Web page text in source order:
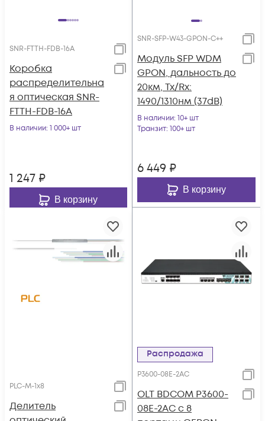
SNR-FTTH-FDB-16A
Коробка
распределительна
я оптическая SNR-
FTTH-FDB-16A
В наличии: 1 000+ шт
1 247 ₽
В корзину
SNR-SFP-W43-GPON-C++
Модуль SFP WDM
GPON, дальность до
20км, Tx/Rx:
1490/1310нм (37dB)
В наличии: 10+ шт
Транзит: 100+ шт
6 449 ₽
В корзину
PLC-M-1x8
Делитель
Распродажа
P3600-08E-2AC
OLT BDCOM P3600-
08E-2AC с 8